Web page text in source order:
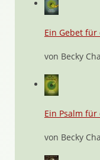
Ein Gebet
von Becky
Ein Psalm
von Becky